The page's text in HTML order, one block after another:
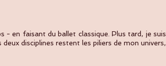
- en faisant du ballet classique. Plus tard, je suis
disciplines restent les piliers de mon univers,